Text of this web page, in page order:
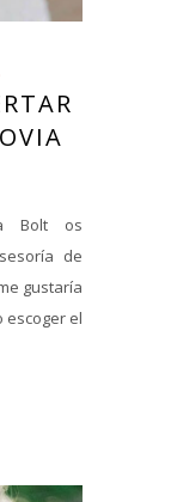
Bolt os
de
gustaría
escoger el